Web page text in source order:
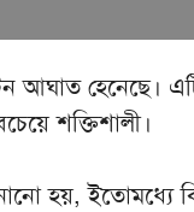
আঘাত হেনেছে।
শক্তিশালী।
হয়, ইতোমধ্যে